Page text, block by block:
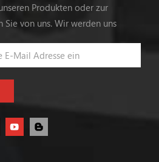
Produkten oder zur
Sie von uns. Wir werden uns